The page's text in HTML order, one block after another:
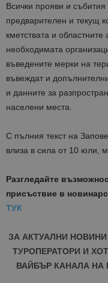
Всички прояви и
предварителен и текущ
кметствата и
необходимата
въведените мерки на
въвеждат и
и данните за
населени места.
С пълния текст на
влиза в сила от 10 юли,
Разгледайте
присъствие в
ТУК
ЗА АКТУАЛНИ
ТУРОПЕРАТОРИ И
ВАЙБЪР КАНАЛА НА